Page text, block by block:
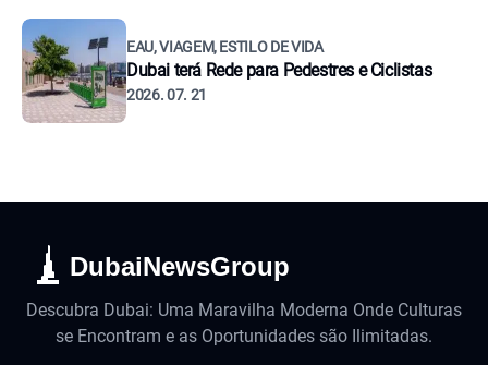
EAU, VIAGEM, ESTILO DE VIDA
Dubai terá Rede para Pedestres e Ciclistas
2026. 07. 21
DubaiNewsGroup
Descubra Dubai: Uma Maravilha Moderna Onde Culturas
se Encontram e as Oportunidades são Ilimitadas.